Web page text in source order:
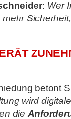
: Wer
betont
wird
die